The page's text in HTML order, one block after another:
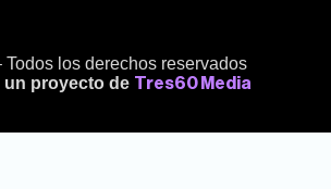
los derechos reservados
un proyecto de Tres60 Media